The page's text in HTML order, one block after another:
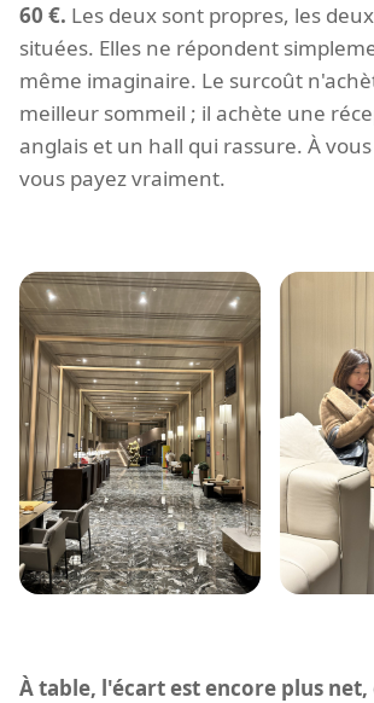
60 €. Les deux sont propres, les
situées. Elles ne répondent
même imaginaire. Le surcoût
meilleur sommeil ; il achète une
anglais et un hall qui rassure. À
vous payez vraiment.
À table, l'écart est encore plus